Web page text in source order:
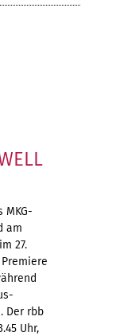
MKG-
am
27.
Der rbb
Uhr,